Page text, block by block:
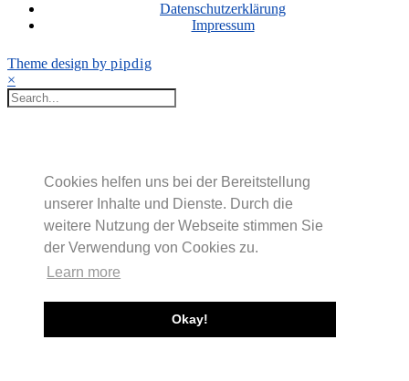
Cookies helfen uns bei der Bereitstellung
unserer Inhalte und Dienste. Durch die
weitere Nutzung der Webseite stimmen Sie
der Verwendung von Cookies zu.
Learn more
Okay!
Datenschutzerklärung
Impressum
Theme design by pipdig
×